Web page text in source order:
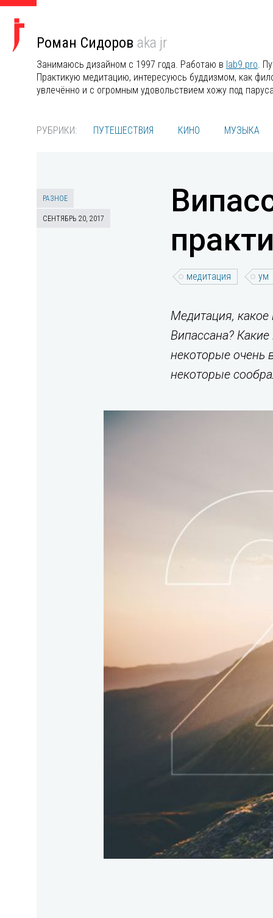
Роман Сидоров aka jr
Занимаюсь дизайном с 1997 года. Работаю в lab9.pro.
Практикую медитацию, интересуюсь буддизмом, как
увлечённо и с огромным удовольствием хожу под
РУБРИКИ: ПУТЕШЕСТВИЯ КИНО МУЗЫКА
РАЗНОЕ
СЕНТЯБРЬ 20, 2017
медитация ум
Медитация, какое
Випассана?
некоторые очень
некоторые